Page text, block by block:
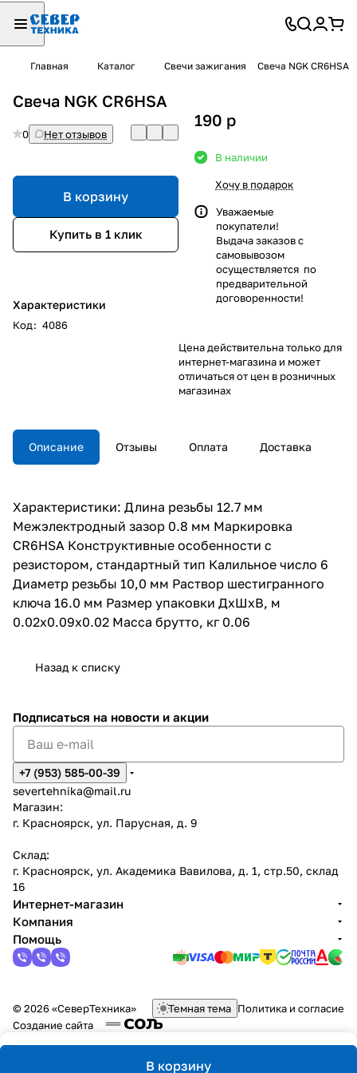
Главная Каталог Свечи зажигания Свеча NGK CR6HSA
Свеча NGK CR6HSA
0 Нет отзывов
В корзину
Купить в 1 клик
Характеристики
Код: 4086
190 p
В наличии
Хочу в подарок
Уважаемые
покупатели!
Выдача заказов с
самовывозом
осуществляется по
предварительной
договоренности!
Цена действительна только для
интернет-магазина и может
отличаться от цен в розничных
магазинах
Описание Отзывы Оплата Доставка
Характеристики: Длина резьбы 12.7 мм
Межэлектродный зазор 0.8 мм Маркировка
CR6HSA Конструктивные особенности с
резистором, стандартный тип Калильное число 6
Диаметр резьбы 10,0 мм Раствор шестигранного
ключа 16.0 мм Размер упаковки ДхШхВ, м
0.02x0.09x0.02 Масса брутто, кг 0.06
Назад к списку
В корзину
Подписаться на новости и акции
+7 (953) 585-00-39
severtehnika@mail.ru
Магазин:
г. Красноярск, ул. Парусная, д. 9
Склад:
г. Красноярск, ул. Академика Вавилова, д. 1, стр.50, склад
16
Интернет-магазин
Компания
Помощь
© 2026 «СеверТехника» Темная тема Политика и согласие
Создание сайта